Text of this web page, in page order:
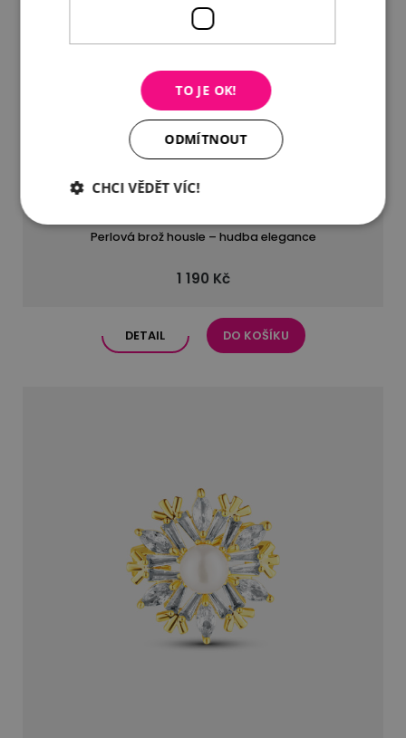
Perlová brož housle – hudba elegance
1 190 Kč
DETAIL DO KOŠÍKU
TO JE OK!
ODMÍTNOUT
CHCI VĚDĚT VÍC!